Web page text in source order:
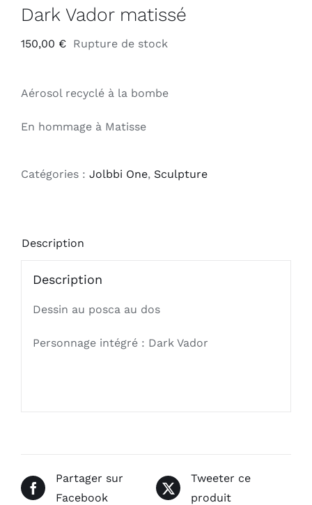
Dark Vador matissé
150,00 € Rupture de stock
Aérosol recyclé à la bombe
En hommage à Matisse
Catégories : Jolbbi One, Sculpture
Description
Description
Dessin au posca au dos
Personnage intégré : Dark Vador
Partager sur
Facebook
Tweeter ce
produit